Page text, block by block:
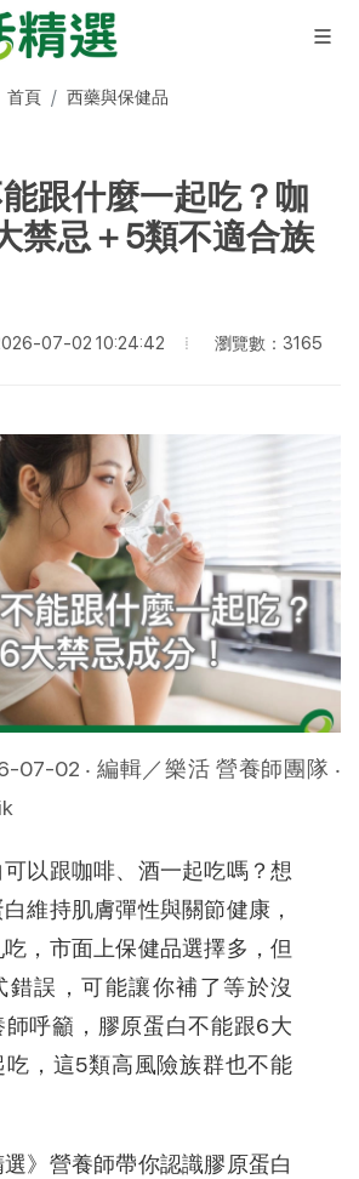
首頁 西藥與保健品
跟什麼一起吃？咖
禁忌＋5類不適合族
07-02 10:24:42 瀏覽數：3165
07-02 ‧ 編輯／樂活 營養師團隊 ‧
以跟咖啡、酒一起吃嗎？想
維持肌膚彈性與關節健康，
，市面上保健品選擇多，但
錯誤，可能讓你補了等於沒
師呼籲，膠原蛋白不能跟6大
吃，這5類高風險族群也不能
選》營養師帶你認識膠原蛋白